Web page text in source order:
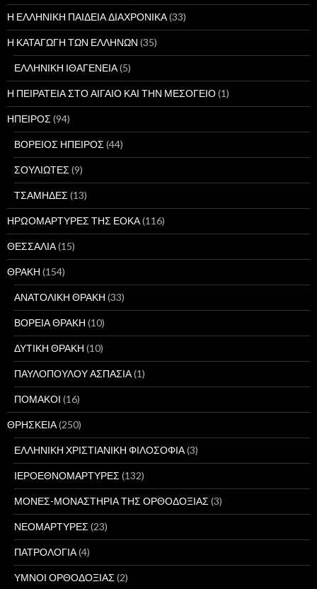
Η ΕΛΛΗΝΙΚΗ ΠΑΙΔΕΙΑ ΔΙΑΧΡΟΝΙΚΑ(33)
Η ΚΑΤΑΓΩΓΗ ΤΩΝ ΕΛΛΗΝΩΝ (35)
ΕΛΛΗΝΙΚΗ ΙΘΑΓΕΝΕΙΑ(5)
Η ΠΕΙΡΑΤΕΙΑ ΣΤΟ ΑΙΓΑΙΟ ΚΑΙ ΤΗΝ ΜΕΣΟΓΕΙΟ(1)
ΗΠΕΙΡΟΣ (94)
ΒΟΡΕΙΟΣ ΗΠΕΙΡΟΣ (44)
ΣΟΥΛΙΩΤΕΣ (9)
ΤΣΑΜΗΔΕΣ (13)
ΗΡΩΟΜΑΡΤΥΡΕΣ ΤΗΣ ΕΟΚΑ(116)
ΘΕΣΣΑΛΙΑ(15)
ΘΡΑΚΗ (154)
ΑΝΑΤΟΛΙΚΗ ΘΡΑΚΗ (33)
ΒΟΡΕΙΑ ΘΡΑΚΗ (10)
ΔΥΤΙΚΗ ΘΡΑΚΗ (10)
ΠΑΥΛΟΠΟΥΛΟΥ ΑΣΠΑΣΙΑ(1)
ΠΟΜΑΚΟΙ (16)
ΘΡΗΣΚΕΙΑ(250)
ΕΛΛΗΝΙΚΗ ΧΡΙΣΤΙΑΝΙΚΗ ΦΙΛΟΣΟΦΙΑ(3)
ΙΕΡΟΕΘΝΟΜΑΡΤΥΡΕΣ (132)
ΜΟΝΕΣ-ΜΟΝΑΣΤΗΡΙΑ ΤΗΣ ΟΡΘΟΔΟΞΙΑΣ (3)
ΝΕΟΜΑΡΤΥΡΕΣ (23)
ΠΑΤΡΟΛΟΓΙΑ(4)
ΥΜΝΟΙ ΟΡΘΟΔΟΞΙΑΣ (2)